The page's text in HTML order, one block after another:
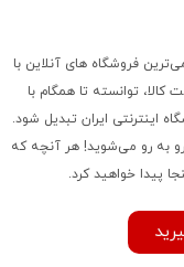
فروشگاه های آنلاین با
توانسته تا همگام با
اینترنتی ایران تبدیل شود.
رو به رو می‌شوید! هر آنچه که
پیدا خواهید کرد.